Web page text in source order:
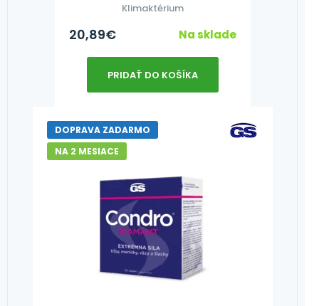
Klimaktérium
20,89€ Na sklade
PRIDAŤ DO KOŠÍKA
DOPRAVA ZADARMO
NA 2 MESIACE